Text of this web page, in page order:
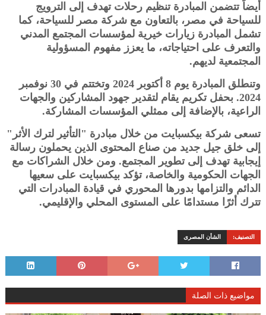
أيضاً تتضمن المبادرة تنظيم رحلات تهدف إلى الترويج
للسياحة في مصر، بالتعاون مع شركة مصر للسياحة، كما
تشمل المبادرة زيارات خيرية لمؤسسات المجتمع المدني
والتعرف على احتياجاته، ما يعزز مفهوم المسؤولية
المجتمعية لديهم.
وتنطلق المبادرة يوم 8 أكتوبر 2024 وتختتم في 30 نوفمبر
2024. بحفل تكريم يقام لتقدير جهود المشاركين والجهات
الراعية، بالإضافة إلى ممثلي المؤسسات المشاركة.
تسعى شركة بيكسبايت من خلال مبادرة "التأثير لترك الأثر"
إلى خلق جيل جديد من صناع المحتوى الذين يحملون رسالة
إيجابية تهدف إلى تطوير المجتمع. ومن خلال الشراكات مع
الجهات الحكومية والخاصة، تؤكد بيكسبايت على سعيها
الدائم والتزامها بدورها المحوري في قيادة المبادرات التي
تترك أثرًا مستدامًا على المستوى المحلي والإقليمي.
التصنيف: الشأن المصرى
مواضيع ذات الصلة